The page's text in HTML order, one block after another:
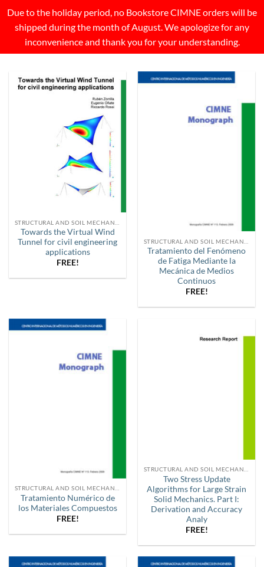
Due to the holiday period, no Bookstore CIMNE orders will be
shipped during the month of August. We apologize for any
inconvenience and thank you for your understanding.
Towards the Virtual Wind
Tunnel for civil engineering
applications
FREE!
Tratamiento del Fenómeno
de Fatiga Mediante la
Mecánica de Medios
Continuos
FREE!
Tratamiento Numérico de
los Materiales Compuestos
FREE!
Two Stress Update
Algorithms for Large Strain
Solid Mechanics. Part I:
Derivation and Accuracy
Analy
FREE!